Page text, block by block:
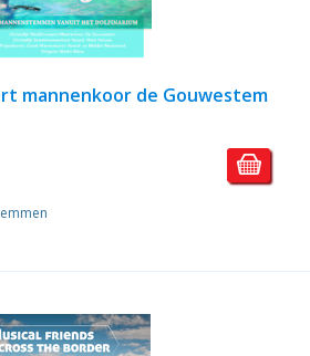
mannenkoor de Gouwestem